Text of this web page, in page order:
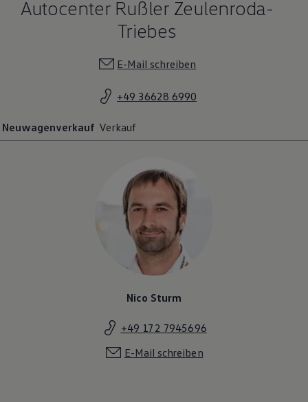
Autocenter Rußler Zeulenroda-
Triebes
E-Mail schreiben
+49 36628 6990
Neuwagenverkauf Verkauf
Nico Sturm
+49 172 7945696
E-Mail schreiben